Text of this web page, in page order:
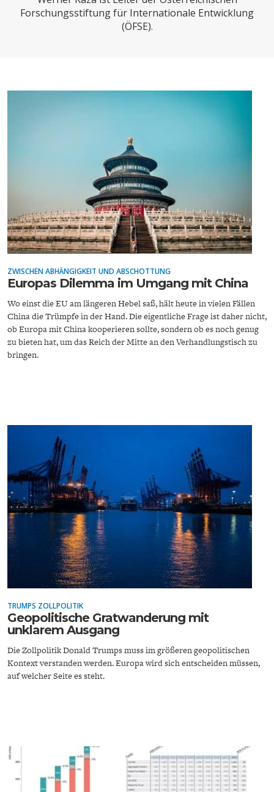
SUCHE
ECONOMISTS FOR FUTURE
CIRCULAR ECONOMY
MACHT
DEUTSCHLAND
ENTWICKLUNGSPOLITIK
Forschungsstiftung für Internationale Entwicklung
(ÖFSE).
ZWISCHEN ABHÄNGIGKEIT UND ABSCHOTTUNG
Europas Dilemma im Umgang mit China
Wo einst die EU am längeren Hebel saß, hält heute in vielen Fällen
China die Trümpfe in der Hand. Die eigentliche Frage ist daher nicht,
ob Europa mit China kooperieren sollte, sondern ob es noch genug
zu bieten hat, um das Reich der Mitte an den Verhandlungstisch zu
bringen.
TRUMPS ZOLLPOLITIK
Geopolitische Gratwanderung mit
unklarem Ausgang
Die Zollpolitik Donald Trumps muss im größeren geopolitischen
Kontext verstanden werden. Europa wird sich entscheiden müssen,
auf welcher Seite es steht.